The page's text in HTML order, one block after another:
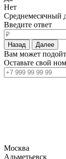
Нет
Среднемесячный
Введите ответ
Назад Далее
Вам может
Оставьте свой
Москва
Альметьевск